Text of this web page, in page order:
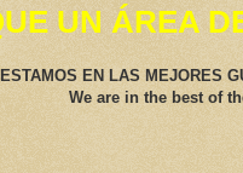
UN ÁREA
ESTAMOS EN LAS MEJORES
We are in the best of